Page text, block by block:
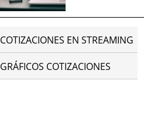
COTIZACIONES EN STREAMING
GRÁFICOS COTIZACIONES